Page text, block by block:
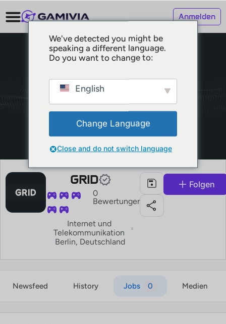
Anmelden
GRID
0
Bewertungen
Internet und
Telekommunikation
Berlin, Deutschland
Folgen
Newsfeed History Jobs 0 Medien
We've detected you might be
speaking a different language.
Do you want to change to:
English
Change Language
Close and do not switch language